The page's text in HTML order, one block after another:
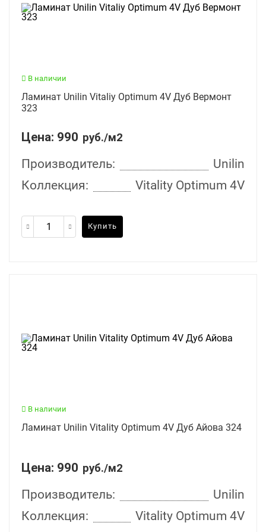
В наличии
Ламинат Unilin Vitaliy Optimum 4V Дуб Вермонт
323
Цена: 990 руб./м2
Производитель:
Unilin
Коллекция:
Vitality Optimum 4V
Купить
В наличии
Ламинат Unilin Vitality Optimum 4V Дуб Айова 324
Цена: 990 руб./м2
Производитель:
Unilin
Коллекция:
Vitality Optimum 4V